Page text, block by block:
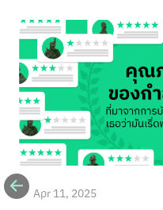
Apr 11, 2025